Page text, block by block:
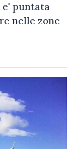
e' puntata
nelle zone